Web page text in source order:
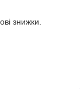
знижки.